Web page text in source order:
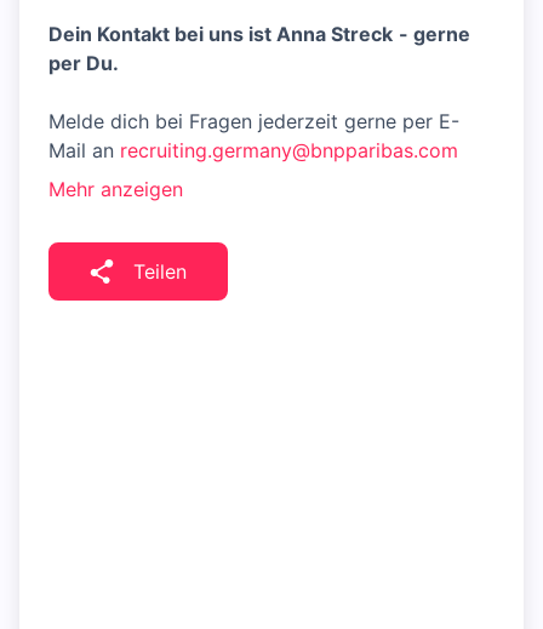
Dein Kontakt bei uns ist Anna Streck - gerne
per Du.
Melde dich bei Fragen jederzeit gerne per E-
Mail an recruiting.germany@bnpparibas.com
Mehr anzeigen
Teilen